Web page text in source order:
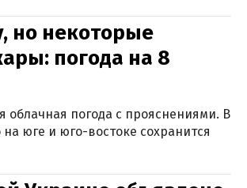
но некоторые
погода на 8
облачная погода с прояснениями. В
юге и юго-востоке сохранится